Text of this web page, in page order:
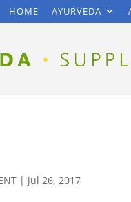
HOME AYURVEDA
| jul 26, 2017